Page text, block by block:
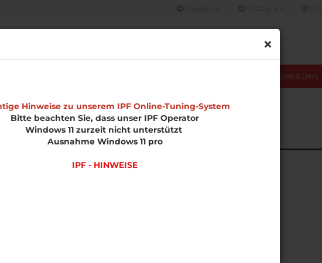
Hinweise zu unserem IPF Online-Tuning-System
Bitte beachten Sie, dass unser IPF Operator
Windows 11 zurzeit nicht unterstützt
Ausnahme Windows 11 pro
IPF - HINWEISE
ÜBER UNS
Übersicht » Audi » A4 (B8) » Softwareoptimierung Diesel